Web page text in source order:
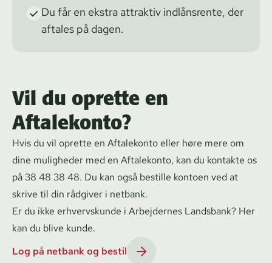
Du får en ekstra attraktiv indlånsrente, der
aftales på dagen.
Vil du oprette en
Aftalekonto?
Hvis du vil oprette en Aftalekonto eller høre mere om
dine muligheder med en Aftalekonto, kan du kontakte os
på38 48 38 48. Du kan også bestille kontoen ved at
skrive til din rådgiver i netbank.
Er du ikke erhvervskunde i Arbejdernes Landsbank? Her
kan du blive kunde.
Log på netbank og bestil